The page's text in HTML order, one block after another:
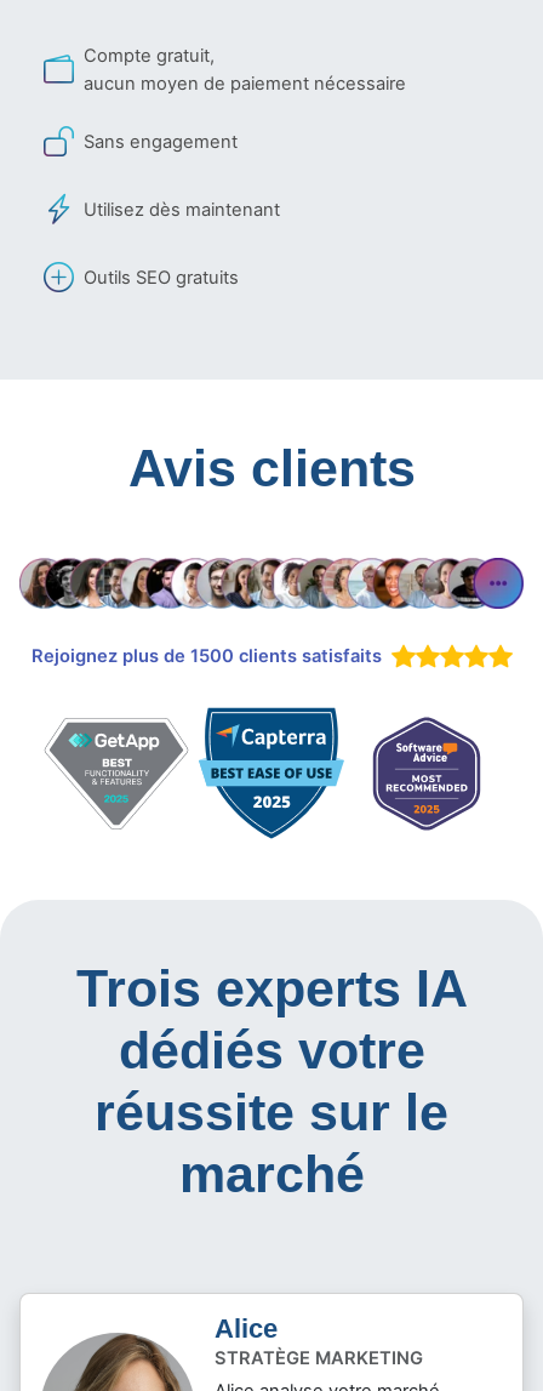
Compte gratuit,
aucun moyen de paiement nécessaire
Sans engagement
Utilisez dès maintenant
Outils SEO gratuits
Avis clients
Rejoignez plus de 1500 clients satisfaits
Trois experts IA
dédiés votre
réussite sur le
marché
Alice
STRATÈGE MARKETING